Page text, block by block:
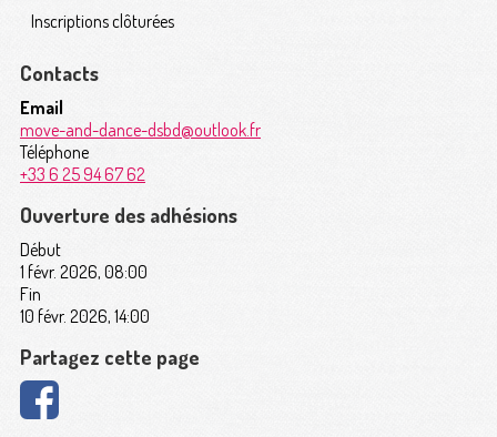
Inscriptions clôturées
Contacts
Email
move-and-dance-dsbd@outlook.fr
Téléphone
+33 6 25 94 67 62
Ouverture des adhésions
Début
1 févr. 2026, 08:00
Fin
10 févr. 2026, 14:00
Partagez cette page